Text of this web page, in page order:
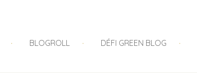
BLOGROLL DÉFI GREEN BLOG